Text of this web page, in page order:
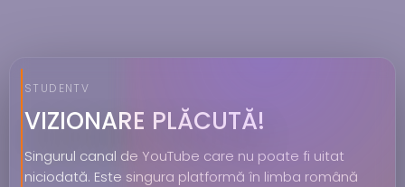
STUDENTV
VIZIONARE PLĂCUTĂ!
Singurul canal de YouTube care nu poate fi uitat
niciodată. Este singura platformă în limba română